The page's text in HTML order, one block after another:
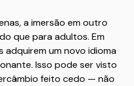
a imersão em outro
que para adultos. Em
adquirem um novo idioma
Isso pode ser visto
feito cedo — não